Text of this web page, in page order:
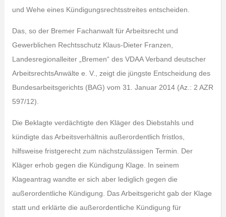
und Wehe eines Kündigungsrechtsstreites entscheiden.
Das, so der Bremer Fachanwalt für Arbeitsrecht und
Gewerblichen Rechtsschutz Klaus-Dieter Franzen,
Landesregionalleiter „Bremen“ des VDAA Verband deutscher
ArbeitsrechtsAnwälte e. V., zeigt die jüngste Entscheidung des
Bundesarbeitsgerichts (BAG) vom 31. Januar 2014 (Az.: 2 AZR
597/12).
Die Beklagte verdächtigte den Kläger des Diebstahls und
kündigte das Arbeitsverhältnis außerordentlich fristlos,
hilfsweise fristgerecht zum nächstzulässigen Termin. Der
Kläger erhob gegen die Kündigung Klage. In seinem
Klageantrag wandte er sich aber lediglich gegen die
außerordentliche Kündigung. Das Arbeitsgericht gab der Klage
statt und erklärte die außerordentliche Kündigung für